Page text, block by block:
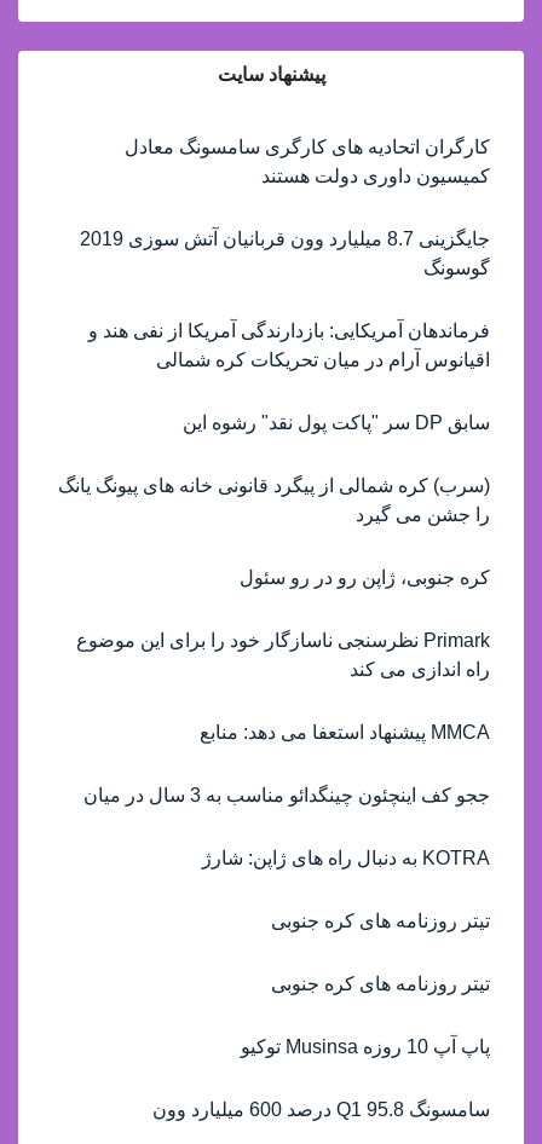
پیشنهاد سایت
کارگران اتحادیه های کارگری سامسونگ معادل
کمیسیون داوری دولت هستند
جایگزینی 8.7 میلیارد وون قربانیان آتش سوزی 2019
گوسونگ
فرماندهان آمریکایی: بازدارندگی آمریکا از نفی هند و
اقیانوس آرام در میان تحریکات کره شمالی
سابق DP سر "پاکت پول نقد" رشوه این
(سرب) کره شمالی از پیگرد قانونی خانه های پیونگ یانگ
را جشن می گیرد
کره جنوبی، ژاپن رو در رو سئول
Primark نظرسنجی ناسازگار خود را برای این موضوع
راه اندازی می کند
MMCA پیشنهاد استعفا می دهد: منابع
ججو کف اینچئون چینگدائو مناسب به 3 سال در میان
KOTRA به دنبال راه های ژاپن: شارژ
تیتر روزنامه های کره جنوبی
تیتر روزنامه های کره جنوبی
پاپ آپ 10 روزه Musinsa توکیو
سامسونگ Q1 95.8 درصد 600 میلیارد وون